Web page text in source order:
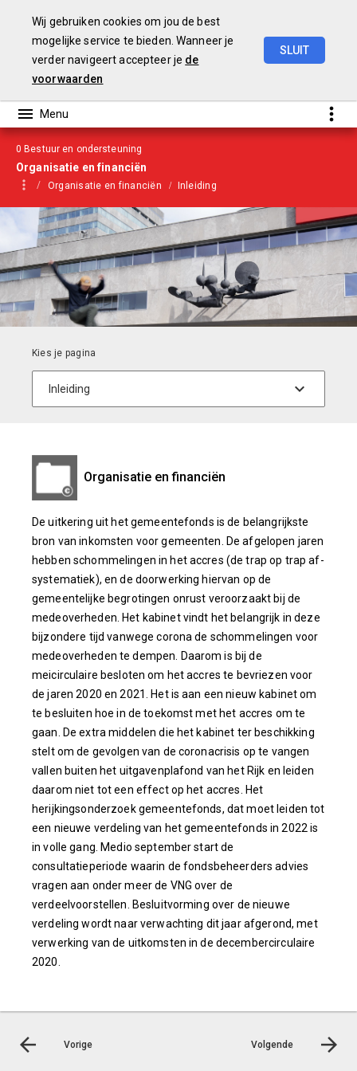
0 Bestuur en ondersteuning
Organisatie en financiën
Organisatie en financiën Inleiding
Organisatie en financiën
De uitkering uit het gemeentefonds is de belangrijkste
bron van inkomsten voor gemeenten. De afgelopen jaren
hebben schommelingen in het accres (de trap op trap af-
systematiek), en de doorwerking hiervan op de
gemeentelijke begrotingen onrust veroorzaakt bij de
medeoverheden. Het kabinet vindt het belangrijk in deze
bijzondere tijd vanwege corona de schommelingen voor
medeoverheden te dempen. Daarom is bij de
meicirculaire besloten om het accres te bevriezen voor
de jaren 2020 en 2021. Het is aan een nieuw kabinet om
te besluiten hoe in de toekomst met het accres om te
gaan. De extra middelen die het kabinet ter beschikking
stelt om de gevolgen van de coronacrisis op te vangen
vallen buiten het uitgavenplafond van het Rijk en leiden
daarom niet tot een effect op het accres. Het
herijkingsonderzoek gemeentefonds, dat moet leiden tot
een nieuwe verdeling van het gemeentefonds in 2022 is
in volle gang. Medio september start de
consultatieperiode waarin de fondsbeheerders advies
vragen aan onder meer de VNG over de
verdeelvoorstellen. Besluitvorming over de nieuwe
verdeling wordt naar verwachting dit jaar afgerond, met
verwerking van de uitkomsten in de decembercirculaire
2020.
Vorige Volgende
Wij gebruiken cookies om jou de best
mogelijke service te bieden. Wanneer je
verder navigeert accepteer je de
voorwaarden
SLUIT